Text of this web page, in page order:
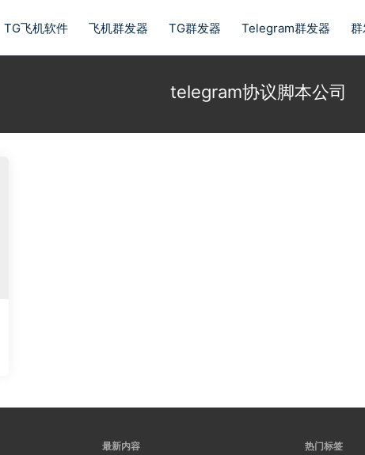
TG飞机软件 飞机群发器 TG群发器 Telegram群发器
telegram协议脚本公司
最新内容 热门标签